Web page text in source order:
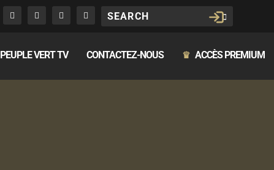
PEUPLE VERT TV CONTACTEZ-NOUS ♛ ACCÈS PREMIUM